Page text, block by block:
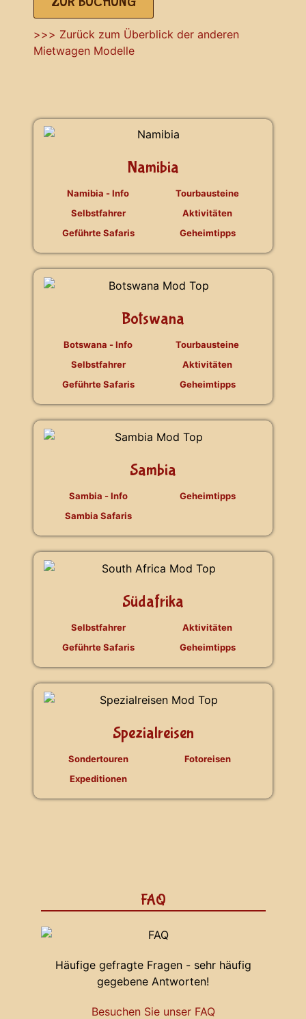
>>> Zurück zum Überblick der anderen
Mietwagen Modelle
Namibia
Namibia - Info
Selbstfahrer
Geführte Safaris
Tourbausteine
Aktivitäten
Geheimtipps
Botswana
Botswana - Info
Selbstfahrer
Geführte Safaris
Tourbausteine
Aktivitäten
Geheimtipps
Sambia
Sambia - Info
Sambia Safaris
Geheimtipps
Südafrika
Selbstfahrer
Geführte Safaris
Aktivitäten
Geheimtipps
Spezialreisen
Sondertouren
Expeditionen
Fotoreisen
FAQ
Häufige gefragte Fragen - sehr häufig
gegebene Antworten!
Besuchen Sie unser FAQ